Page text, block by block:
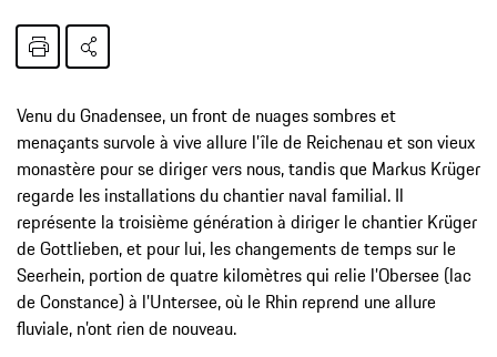
Venu du Gnadensee, un front de nuages sombres et
menaçants survole à vive allure l’île de Reichenau et son vieux
monastère pour se diriger vers nous, tandis que Markus Krüger
regarde les installations du chantier naval familial. Il
représente la troisième génération à diriger le chantier Krüger
de Gottlieben, et pour lui, les changements de temps sur le
Seerhein, portion de quatre kilomètres qui relie l’Obersee (lac
de Constance) à l’Untersee, où le Rhin reprend une allure
fluviale, n’ont rien de nouveau.